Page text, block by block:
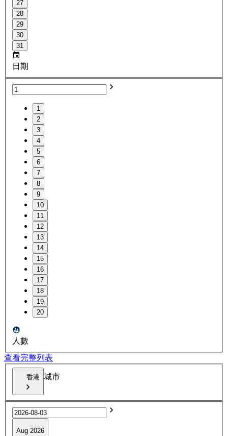
27
28
29
30
31
日期
1
2
3
4
5
6
7
8
9
10
11
12
13
14
15
16
17
18
19
20
人數
查看完整列表
香港 城市
Aug 2026